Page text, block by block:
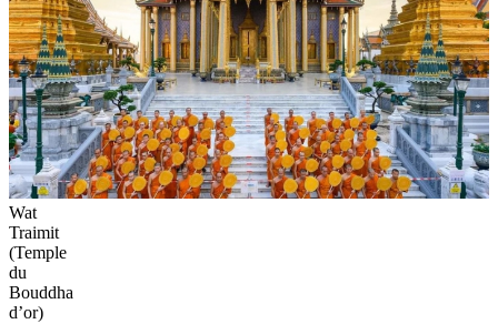
Wat
Traimit
(Temple
du
Bouddha
d’or)